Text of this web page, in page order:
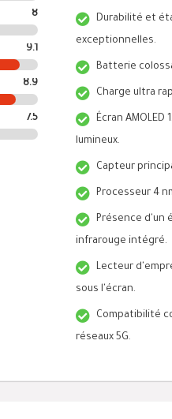
8
9.1
8.9
7.5
Durabilité et
exceptionnelles.
Batterie
Charge ultra
Écran AMOLED
lumineux.
Capteur
Processeur 4
Présence d'un
infrarouge intégré.
Lecteur
sous l'écran.
Compatibilité
réseaux 5G.